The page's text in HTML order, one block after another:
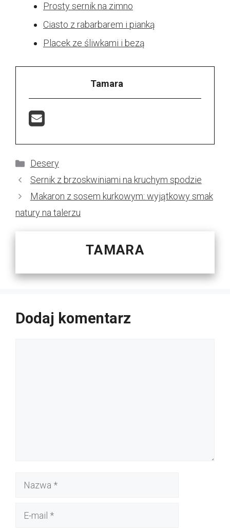
Prosty sernik na zimno
Ciasto z rabarbarem i pianką
Placek ze śliwkami i bezą
Tamara
Kategorie
Desery
Sernik z brzoskwiniami na kruchym spodzie
Makaron z sosem kurkowym: wyjątkowy smak
natury na talerzu
TAMARA
Dodaj komentarz
Nazwa